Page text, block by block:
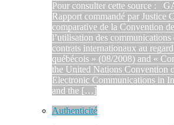
Pour consulter cette source :
Rapport commandé par Justice
comparative de la Convention
l’utilisation des
contrats internationaux au
québécois » (08/2008) and «
the United Nations Convention
Electronic Communications in
and the […]
Authenticité